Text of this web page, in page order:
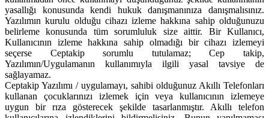
yasallığı konusunda kendi hukuk danışmanınıza danışmalısınız.
Yazılımın kurulu olduğu cihazı izleme hakkına sahip olduğunuzu
belirleme konusunda tüm sorumluluk size aittir. Bir Kullanıcı,
Kullanıcının izleme hakkına sahip olmadığı bir cihazı izlemeyi
seçerse Ceptakip sorumlu tutulamaz; Cep takip,
Yazılımın/Uygulamanın kullanımıyla ilgili yasal tavsiye de
sağlayamaz.
Ceptakip Yazılımı / uygulamayı, sahibi olduğunuz Akıllı Telefonları
kullanan çocuklarınızı izlemek için veya kullanıcının izlemeye
uygun bir rıza gösterecek şekilde tasarlanmıştır. Akıllı telefon